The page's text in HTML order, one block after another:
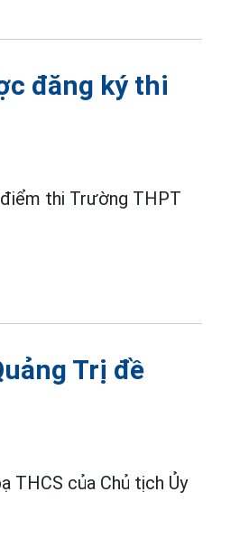
đăng ký thi
thi Trường THPT
Trị đề
THCS của Chủ tịch Ủy